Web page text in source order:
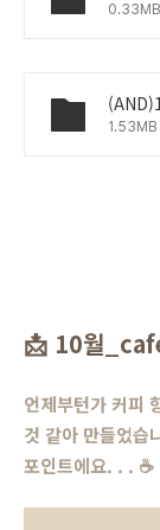
0.33MB
1.53MB
📩 10월
언제부턴가 커피
것 같아 만들었습
포인트에요. . . ☕️